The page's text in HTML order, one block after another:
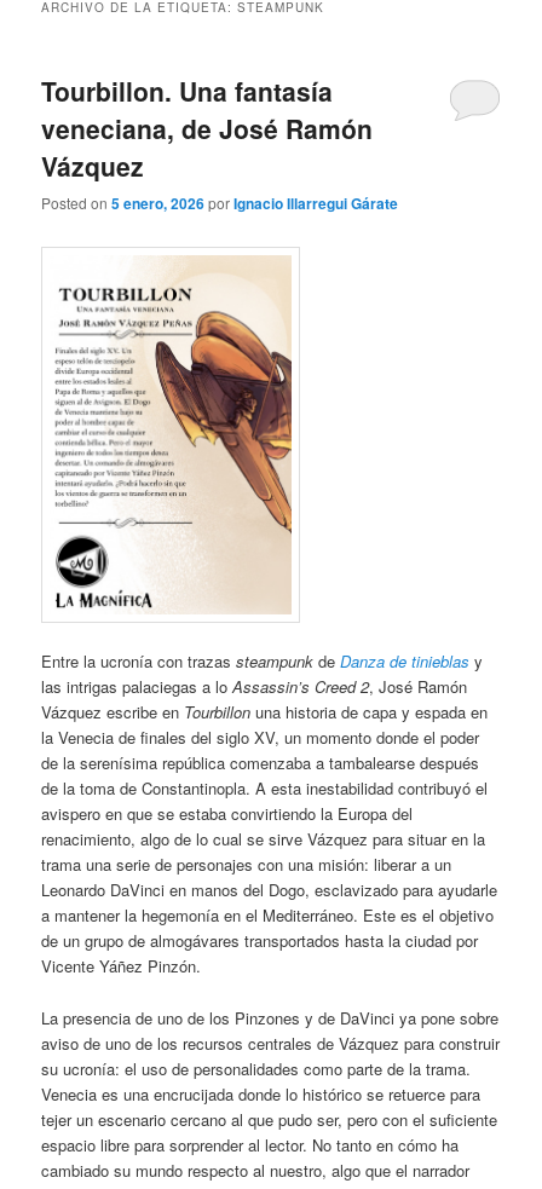
ARCHIVO DE LA ETIQUETA:STEAMPUNK
Tourbillon. Una fantasía
veneciana, de José Ramón
Vázquez
Posted on5 enero, 2026porIgnacio Illarregui Gárate
Entre la ucronía con trazassteampunk deDanza de tinieblas y
las intrigas palaciegas a loAssassin’s Creed 2, José Ramón
Vázquez escribe en Tourbillon una historia de capa y espada en
la Venecia de finales del siglo XV, un momento donde el poder
de la serenísima república comenzaba a tambalearse después
de la toma de Constantinopla. A esta inestabilidad contribuyó el
avispero en que se estaba convirtiendo la Europa del
renacimiento, algo de lo cual se sirve Vázquez para situar en la
trama una serie de personajes con una misión: liberar a un
Leonardo DaVinci en manos del Dogo, esclavizado para ayudarle
a mantener la hegemonía en el Mediterráneo. Este es el objetivo
de un grupo de almogávares transportados hasta la ciudad por
Vicente Yáñez Pinzón.
La presencia de uno de los Pinzones y de DaVinci ya pone sobre
aviso de uno de los recursos centrales de Vázquez para construir
su ucronía: el uso de personalidades como parte de la trama.
Venecia es una encrucijada donde lo histórico se retuerce para
tejer un escenario cercano al que pudo ser, pero con el suficiente
espacio libre para sorprender al lector. No tanto en cómo ha
cambiado su mundo respecto al nuestro, algo que el narrador